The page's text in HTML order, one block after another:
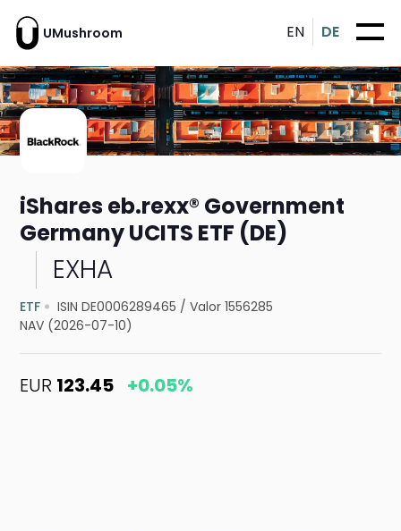
UMushroom EN DE
iShares eb.rexx® Government
Germany UCITS ETF (DE)
EXHA
ETF ISIN DE0006289465 /Valor 1556285
NAV (2026-07-10)
EUR 123.45 +0.05%